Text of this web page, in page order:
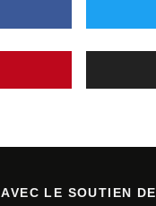
AVEC LE SOUTIEN DE